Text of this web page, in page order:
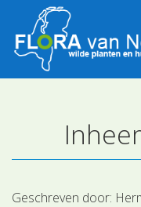
Plantensoorten
Geschreven door: